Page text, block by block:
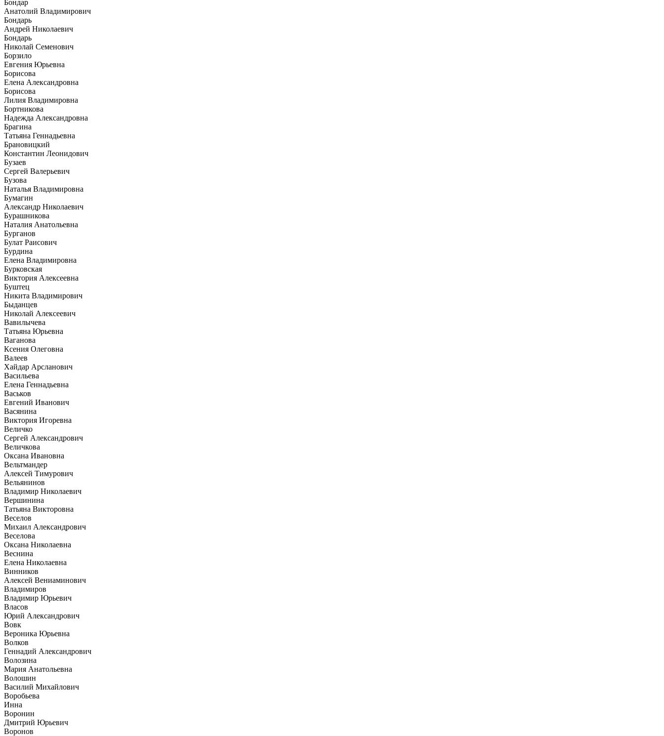
Бондар
Анатолий Владимирович
Бондарь
Андрей Николаевич
Бондарь
Николай Семенович
Борзило
Евгения Юрьевна
Борисова
Елена Александровна
Борисова
Лилия Владимировна
Бортникова
Надежда Александровна
Брагина
Татьяна Геннадьевна
Брановицкий
Константин Леонидович
Бузаев
Сергей Валерьевич
Бузова
Наталья Владимировна
Бумагин
Александр Николаевич
Бурашникова
Наталия Анатольевна
Бурганов
Булат Раисович
Бурдина
Елена Владимировна
Бурковская
Виктория Алексеевна
Буштец
Никита Владимирович
Быданцев
Николай Алексеевич
Вавилычева
Татьяна Юрьевна
Ваганова
Ксения Олеговна
Валеев
Хайдар Арсланович
Васильева
Елена Геннадьевна
Васьков
Евгений Иванович
Васянина
Виктория Игоревна
Величко
Сергей Александрович
Величкова
Оксана Ивановна
Вельтмандер
Алексей Тимурович
Вельянинов
Владимир Николаевич
Вершинина
Татьяна Викторовна
Веселов
Михаил Александрович
Веселова
Оксана Николаевна
Веснина
Елена Николаевна
Винников
Алексей Вениаминович
Владимиров
Владимир Юрьевич
Власов
Юрий Александрович
Вовк
Вероника Юрьевна
Волков
Геннадий Александрович
Волозина
Мария Анатольевна
Волошин
Василий Михайлович
Воробьева
Инна
Воронин
Дмитрий Юрьевич
Воронов